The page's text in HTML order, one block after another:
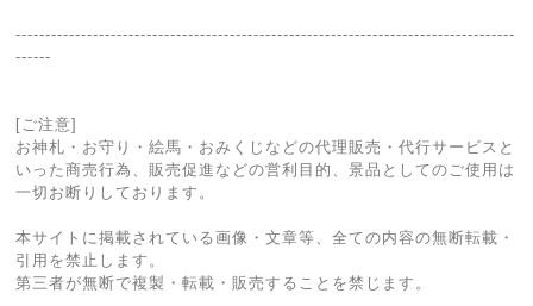
------------------------------------------------------------------------------------
------
[ご注意]
お神札・お守り・絵馬・おみくじなどの代理販売・代行サービスと
いった商売行為、販売促進などの営利目的、景品としてのご使用は
一切お断りしております。
本サイトに掲載されている画像・文章等、全ての内容の無断転載・
引用を禁止します。
第三者が無断で複製・転載・販売することを禁じます。